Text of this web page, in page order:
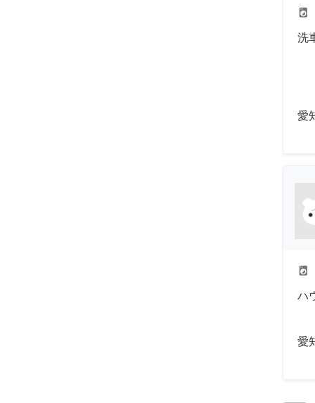
local_laundry_service
洗
愛
local_laundry_service
ハ
愛